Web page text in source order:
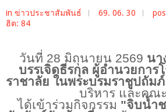
in ข่าวประชาสัมพันธ์ 69. 06. 30
ฮิต: 84
วันที่ 28 มิถุนายน 2569 นา
บรรเจิดธีรกุล ผู้อำนวยการ
ราชาลัย ในพระบรมราชูปถัมภ์
บริหาร และคณ
ได้เข้าร่วมกิจกรรม "จิบน้ำ